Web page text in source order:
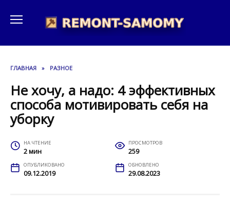
содержанию
ГЛАВНАЯ » РАЗНОЕ
Не хочу, а надо: 4 эффективных
способа мотивировать себя на
уборку
НА ЧТЕНИЕ
2 мин
ПРОСМОТРОВ
259
ОПУБЛИКОВАНО
09.12.2019
ОБНОВЛЕНО
29.08.2023